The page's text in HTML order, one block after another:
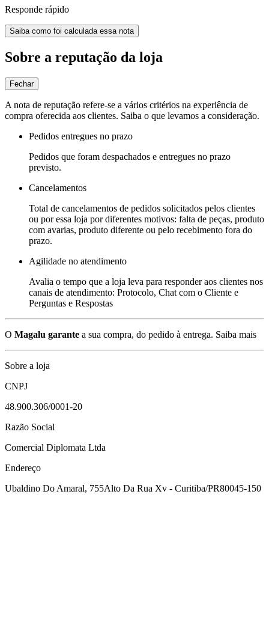
Responde rápido
Saiba como foi calculada essa nota
Sobre a reputação da loja
Fechar
A nota de reputação refere-se a vários critérios na experiência de
compra oferecida aos clientes. Saiba o que levamos a consideração.
Pedidos entregues no prazo
Pedidos que foram despachados e entregues no prazo
previsto.
Cancelamentos
Total de cancelamentos de pedidos solicitados pelos clientes
ou por essa loja por diferentes motivos: falta de peças, produto
com avarias, produto diferente ou pelo recebimento fora do
prazo.
Agilidade no atendimento
Avalia o tempo que a loja leva para responder aos clientes nos
canais de atendimento: Protocolo, Chat com o Cliente e
Perguntas e Respostas
O Magalu garante a sua compra, do pedido à entrega. Saiba mais
Sobre a loja
CNPJ
48.900.306/0001-20
Razão Social
Comercial Diplomata Ltda
Endereço
Ubaldino Do Amaral, 755Alto Da Rua Xv - Curitiba/PR80045-150